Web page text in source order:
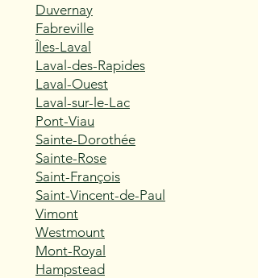
Duvernay
Fabreville
Îles-Laval
Laval-des-Rapides
Laval-Ouest
Laval-sur-le-Lac
Pont-Viau
Sainte-Dorothée
Sainte-Rose
Saint-François
Saint-Vincent-de-Paul
Vimont
Westmount
Mont-Royal
Hampstead